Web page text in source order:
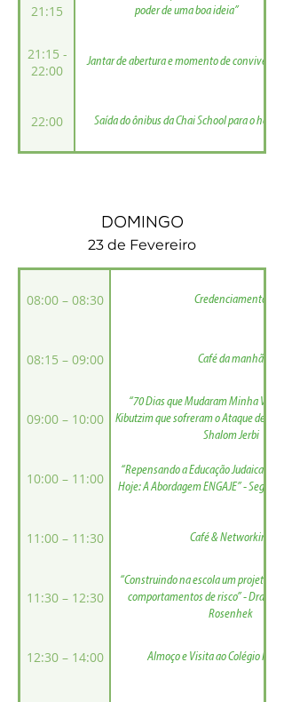
21:15
poder de uma boa ideia”
21:15 -
22:00
Jantar de abertura e momento de convivência
22:00 Saída do ônibus da Chai School para o hotel
domingo
23 de Fevereiro
08:00 – 08:30 Credenciamento
08:15 – 09:00 Café da manhã
09:00 – 10:00
“70 Dias que Mudaram Minha Vida:
Kibutzim que sofreram o Ataque de 7 de
Shalom Jerbi
10:00 – 11:00
“Repensando a Educação Judaica para
Hoje: A Abordagem ENGAJE” - Segal
11:00 – 11:30 Café & Networking
11:30 – 12:30
“Construindo na escola um projeto de
comportamentos de risco” - Dra.
Rosenhek
12:30 – 14:00 Almoço e Visita ao Colégio